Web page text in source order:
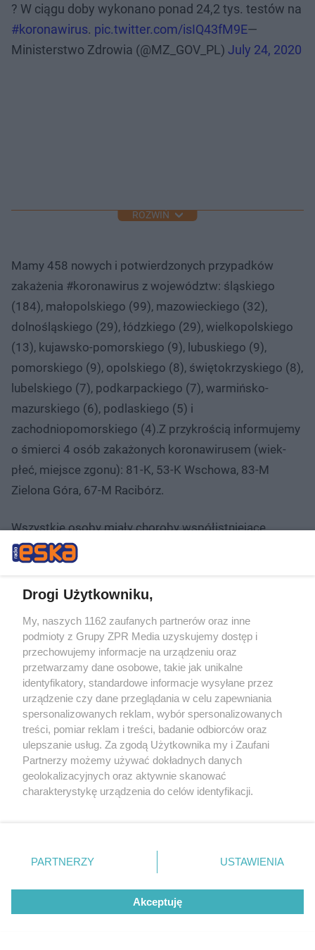
? W ciągu doby wykonano ponad 24,2 tys. testów na
#koronawirus. pic.twitter.com/isIQ43fM9E—
Ministerstwo Zdrowia (@MZ_GOV_PL) July 24, 2020
ROZWIŃ
Mamy 458 nowych i potwierdzonych przypadków
zakażenia #koronawirus z województw: śląskiego
(184), małopolskiego (99), mazowieckiego (32),
dolnośląskiego (29), łódzkiego (29), wielkopolskiego
(13), kujawsko-pomorskiego (9), lubuskiego (9),
pomorskiego (9), opolskiego (8), świętokrzyskiego (8),
lubelskiego (7), podkarpackiego (7), warmińsko-
mazurskiego (6), podlaskiego (5) i
zachodniopomorskiego (4).Z przykrością informujemy
o śmierci 4 osób zakażonych koronawirusem (wiek-
płeć, miejsce zgonu): 81-K, 53-K Wschowa, 83-M
Zielona Góra, 67-M Racibórz.
Wszystkie osoby miały choroby współistniejące.
Liczba zakażonych koronawirusem: 42 038/1 655
? W ciągu doby wykonano ponad 27,1 tys. testów na
#koronawirus.pic.twitter.com/mPtxq0Ejvr—
Ministerstwo Zdrowia (@MZ_GOV_PL)July 23, 2020
zakażenia #koronawirus z województw: śląskiego
Drogi Użytkowniku,
My, naszych 1162 zaufanych partnerów oraz inne
podmioty z Grupy ZPR Media uzyskujemy dostęp i
przechowujemy informacje na urządzeniu oraz
przetwarzamy dane osobowe, takie jak unikalne
identyfikatory, standardowe informacje wysyłane przez
urządzenie czy dane przeglądania w celu zapewniania
spersonalizowanych reklam, wybór spersonalizowanych
treści, pomiar reklam i treści, badanie odbiorców oraz
ulepszanie usług. Za zgodą Użytkownika my i Zaufani
Partnerzy możemy używać dokładnych danych
geolokalizacyjnych oraz aktywnie skanować
charakterystykę urządzenia do celów identyfikacji.
zmienić/wycofać klikając przycisk ustawień prywatności
znajdujący się w lewym dolnym rogu strony
rodzaje przetwarzania danych nie wymagają zgody
użytkownika, ale masz prawo sprzeciwić się takiemu
przetwarzaniu. Preferencje będą miały zastosowanie tylko
PARTNERZY USTAWIENIA
Akceptuję